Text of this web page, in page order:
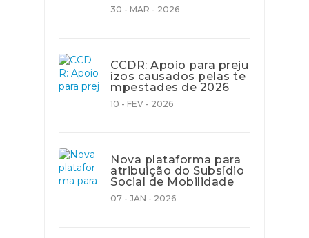
30 - MAR - 2026
CCDR: Apoio para preju
ízos causados pelas te
mpestades de 2026
10 - FEV - 2026
Nova plataforma para
atribuição do Subsídio
Social de Mobilidade
07 - JAN - 2026